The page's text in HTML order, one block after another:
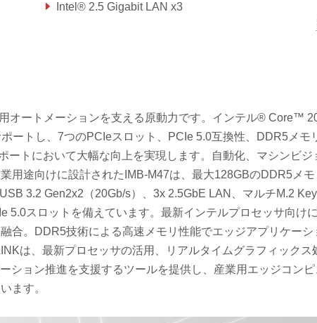
Intel® 2.5 Gigabit LAN x3
トリプルディスプレイ対応、1つのHDMI 2.0b、1つのDP1.4a、1つ
オートメーションを支える原動力です。インテル® Core™
ートし、7つのPCIeスロット、PCIe 5.0互換性、DDR5メモ
ートにおいて大幅な向上を実現します。自動化、マシンビジ
用途向けに設計されたIMB-M47は、最大128GBのDDR5メモ
3.2 Gen2x2（20Gb/s）、3x 2.5GbE LAN、マルチM.2
5.0スロットを備えています。最新インテルプロセッサ向け
合。DDR5技術による高速メモリ性能でエッジアプリケーシ
は、最新プロセッサの活用、リアルタイムグラフィックス
ション推進を支援するツールを提供し、産業用エッジコンピ
ます。